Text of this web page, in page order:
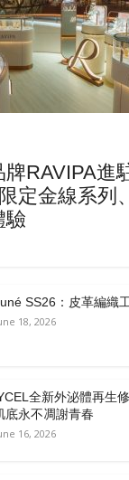
RAVIPA進
定金線系列
驗
SS26：皮革編織
18, 2026
全新外泌體再生
底永不凋謝青春
16, 2026